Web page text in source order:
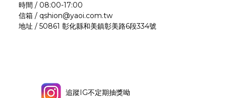
時間 / 08:00-17:00
信箱 / qshion@yaoi.com.tw
地址 / 50861 彰化縣和美鎮彰美路6段334號
追蹤IG不定期抽獎呦